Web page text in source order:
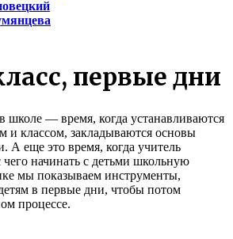
первые дни
школе — время, когда устанавливаются
и классом, закладываются основы
А еще это время, когда учитель
чего начинать с детьми школьную
мы показываем инструменты,
в первые дни, чтобы потом
процессе.